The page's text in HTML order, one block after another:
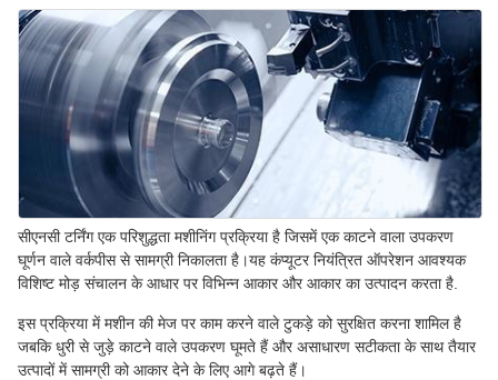
सीएनसी टर्निंग एक परिशुद्धता मशीनिंग प्रक्रिया है जिसमें एक काटने वाला उपकरण
घूर्णन वाले वर्कपीस से सामग्री निकालता है।यह कंप्यूटर नियंत्रित ऑपरेशन आवश्यक
विशिष्ट मोड़ संचालन के आधार पर विभिन्न आकार और आकार का उत्पादन करता है.
इस प्रक्रिया में मशीन की मेज पर काम करने वाले टुकड़े को सुरक्षित करना शामिल है
जबकि धुरी से जुड़े काटने वाले उपकरण घूमते हैं और असाधारण सटीकता के साथ तैयार
उत्पादों में सामग्री को आकार देने के लिए आगे बढ़ते हैं।